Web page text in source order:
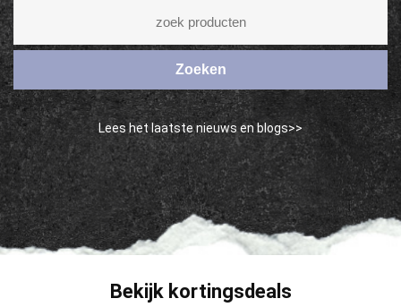
Zoeken
Lees het laatste nieuws en blogs>>
Bekijk kortingsdeals